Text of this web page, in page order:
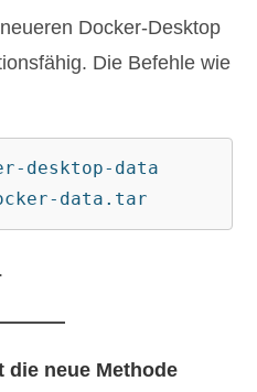
Docker-Desktop
Die Befehle wie
desktop-data
data.tar
die neue Methode